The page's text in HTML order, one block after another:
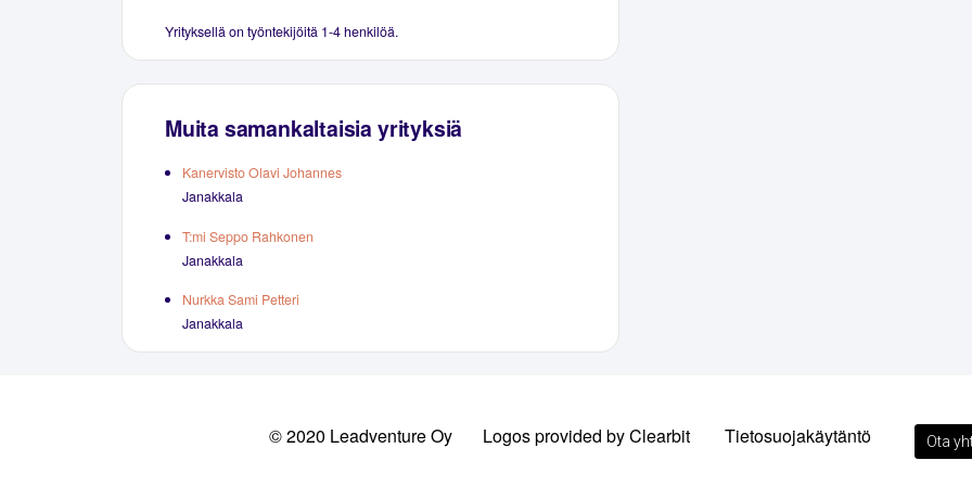
Yrityksellä on työntekijöitä 1-4 henkilöä.
Muita samankaltaisia yrityksiä
Kanervisto Olavi Johannes
Janakkala
T:mi Seppo Rahkonen
Janakkala
Nurkka Sami Petteri
Janakkala
© 2020 Leadventure Oy Logos provided by Clearbit Tietosuojakäytäntö Ota